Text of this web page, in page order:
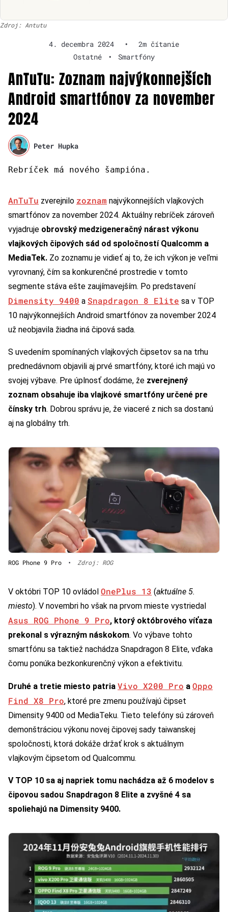
Zdroj: Antutu
4. decembra 2024 •
2m čítanie
Ostatné
• Smartfóny
AnTuTu: Zoznam najvýkonnejších
Android smartfónov za november
2024
Peter Hupka
Rebríček má nového šampióna.
AnTuTu zverejnilo zoznam najvýkonnejších vlajkových
smartfónov za november 2024. Aktuálny rebríček zároveň
vyjadruje obrovský medzigeneračný nárast výkonu
vlajkových čipových sád od spoločností Qualcomm a
MediaTek. Zo zoznamu je vidieť aj to, že ich výkon je veľmi
vyrovnaný, čím sa konkurenčné prostredie v tomto
segmente stáva ešte zaujímavejším. Po predstavení
Dimensity 9400 a Snapdragon 8 Elite sa v TOP
10 najvýkonnejších Android smartfónov za november 2024
už neobjavila žiadna iná čipová sada.
S uvedením spomínaných vlajkových čipsetov sa na trhu
prednedávnom objavili aj prvé smartfóny, ktoré ich majú vo
svojej výbave. Pre úplnosť dodáme, že zverejnený
zoznam obsahuje iba vlajkové smartfóny určené pre
čínsky trh. Dobrou správu je, že viaceré z nich sa dostanú
aj na globálny trh.
ROG Phone 9 Pro • Zdroj: ROG
V októbri TOP 10 ovládol OnePlus 13 (aktuálne 5.
miesto). V novembri ho však na prvom mieste vystriedal
Asus ROG Phone 9 Pro, ktorý októbrového víťaza
prekonal s výrazným náskokom. Vo výbave tohto
smartfónu sa taktiež nachádza Snapdragon 8 Elite, vďaka
čomu ponúka bezkonkurenčný výkon a efektivitu.
Druhé a tretie miesto patria Vivo X200 Pro a Oppo
Find X8 Pro, ktoré pre zmenu používajú čipset
Dimensity 9400 od MediaTeku. Tieto telefóny sú zároveň
demonštráciou výkonu novej čipovej sady taiwanskej
spoločnosti, ktorá dokáže držať krok s aktuálnym
vlajkovým čipsetom od Qualcommu.
V TOP 10 sa aj napriek tomu nachádza až 6 modelov s
čipovou sadou Snapdragon 8 Elite a zvyšné 4 sa
spoliehajú na Dimensity 9400.